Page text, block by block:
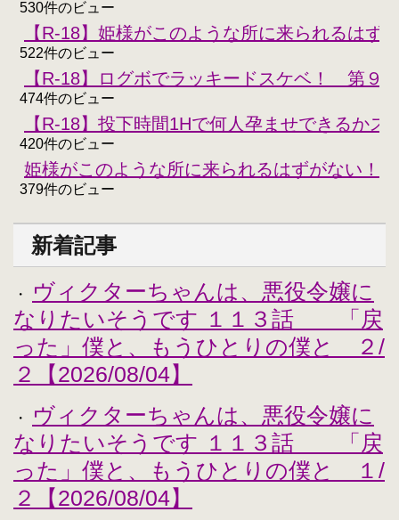
530件のビュー
【R-18】姫様がこのような所に来られるはず
522件のビュー
【R-18】ログボでラッキードスケベ！ 第９
474件のビュー
【R-18】投下時間1Hで何人孕ませできるか
420件のビュー
姫様がこのような所に来られるはずがない！
379件のビュー
新着記事
・
ヴィクターちゃんは、悪役令嬢に
なりたいそうです １１３話 「戻
った」僕と、もうひとりの僕と ２/
２【2026/08/04】
・
ヴィクターちゃんは、悪役令嬢に
なりたいそうです １１３話 「戻
った」僕と、もうひとりの僕と １/
２【2026/08/04】